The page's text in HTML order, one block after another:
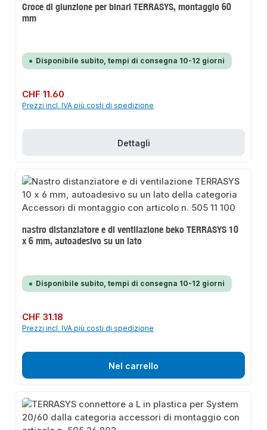
Croce di giunzione per binari TERRASYS, montaggio 60
mm
Disponibile subito, tempi di consegna 10-12 giorni
Prezzo normale:
CHF 11.60
Prezzi incl. IVA più costi di spedizione
Dettagli
nastro distanziatore e di ventilazione beko TERRASYS 10
x 6 mm, autoadesivo su un lato
Disponibile subito, tempi di consegna 10-12 giorni
Prezzo normale:
CHF 31.18
Prezzi incl. IVA più costi di spedizione
Nel carrello